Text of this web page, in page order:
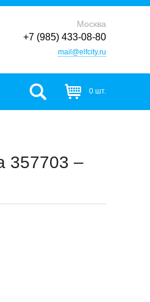
Москва
+7 (985) 433-08-80
mail@elfcity.ru
0 шт.
357703 –